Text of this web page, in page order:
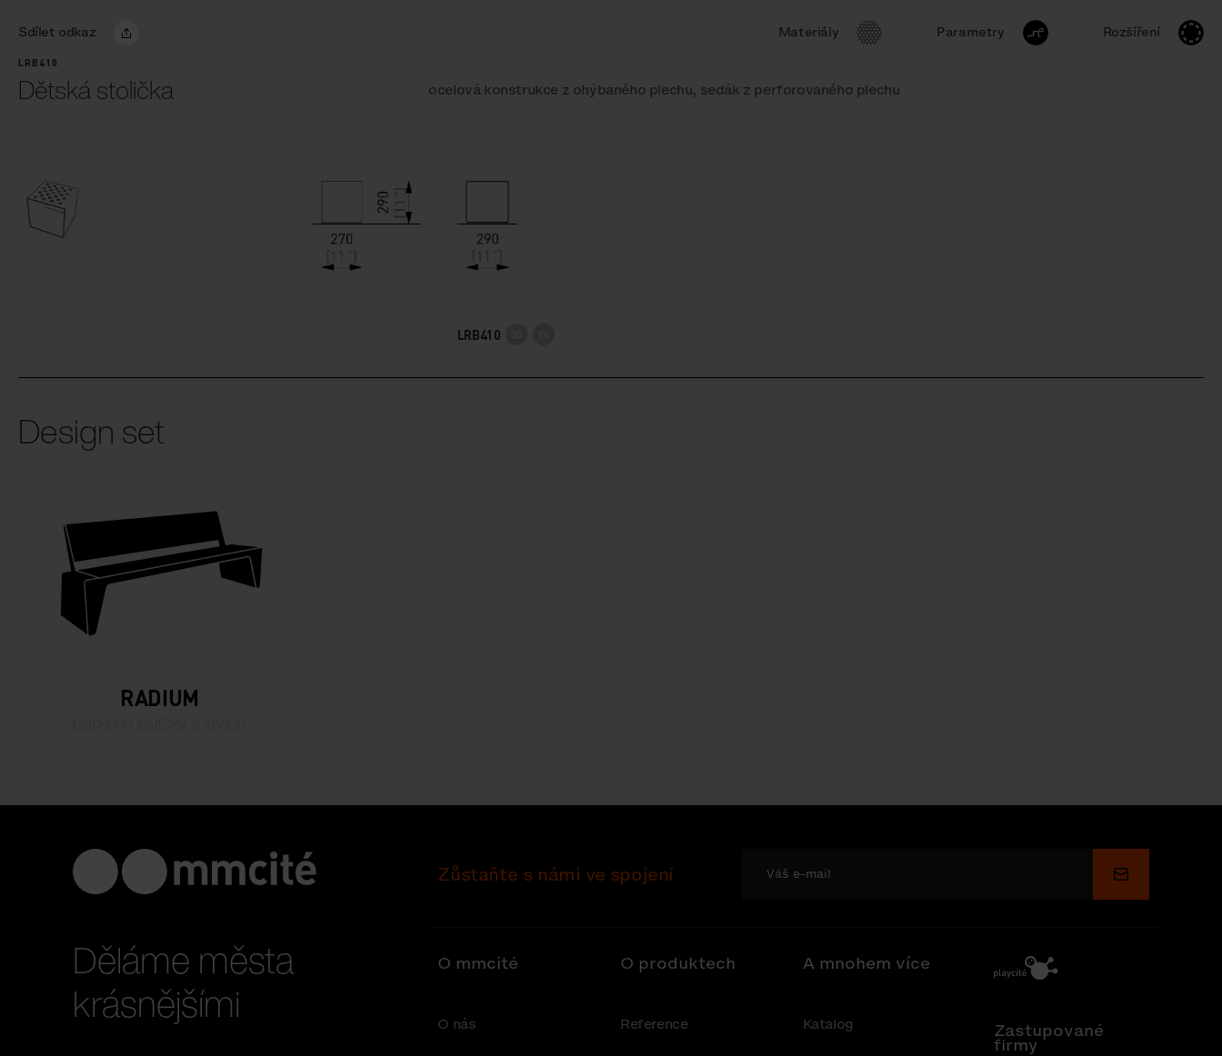
Sdílet odkaz Materiály Parametry Rozšíření
LRB410
Dětská stolička ocelová konstrukce z ohýbaného plechu, sedák z perforovaného plechu
LRB410
Design set
RADIUM
Děláme města
krásnějšími
Zůstaňte s námi ve spojení Odeslat
O mmcité
O nás
O produktech
Reference
A mnohem více
Katalog Zastupované
firmy